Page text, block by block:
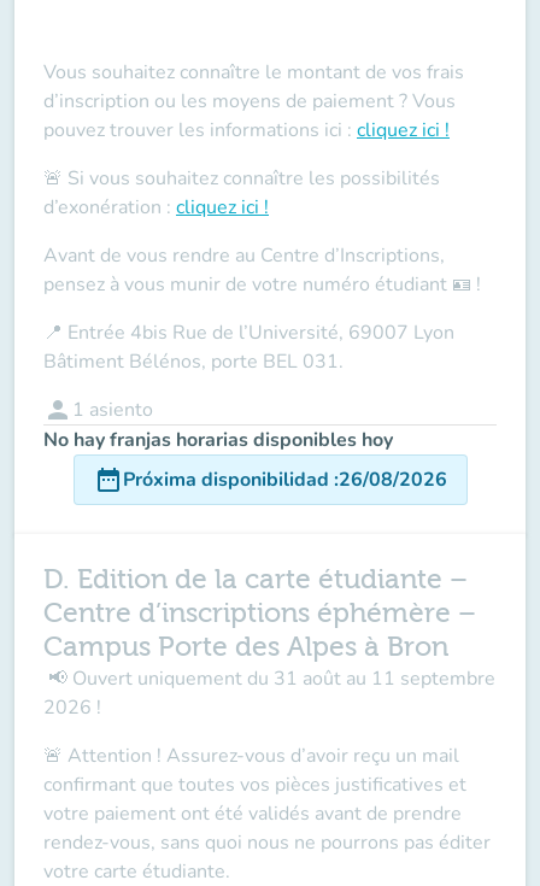
Vous souhaitez connaître le montant de vos frais
d’inscription ou les moyens de paiement ? Vous
pouvez trouver les informations ici : cliquez ici !
🚨 Si vous souhaitez connaître les possibilités
d’exonération : cliquez ici !
Avant de vous rendre au Centre d’Inscriptions,
pensez à vous munir de votre numéro étudiant 🪪 !
📍 Entrée 4bis Rue de l’Université, 69007 Lyon
Bâtiment Bélénos, porte BEL 031.
person 1 asiento
No hay franjas horarias disponibles hoy
date_rangePróxima disponibilidad :26/08/2026
D. Edition de la carte étudiante –
Centre d’inscriptions éphémère –
Campus Porte des Alpes à Bron
📢 Ouvert uniquement du 31 août au 11 septembre
2026 !
🚨 Attention ! Assurez-vous d’avoir reçu un mail
confirmant que toutes vos pièces justificatives et
votre paiement ont été validés avant de prendre
rendez-vous, sans quoi nous ne pourrons pas éditer
votre carte étudiante.